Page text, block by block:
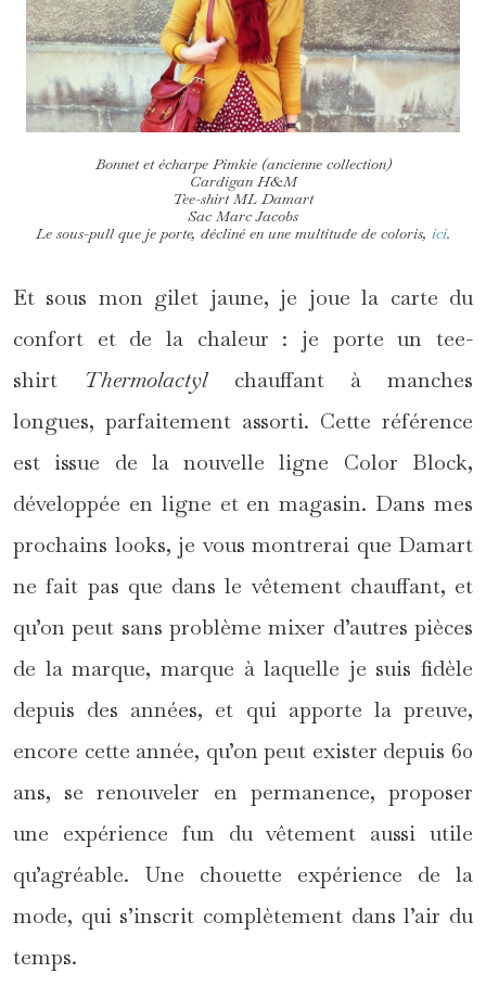
Bonnet et écharpe Pimkie (ancienne collection)
Cardigan H&M
Tee-shirt ML Damart
Sac Marc Jacobs
Le sous-pull que je porte, décliné en une multitude de coloris, ici.
Et sous mon gilet jaune, je joue la carte du
confort et de la chaleur : je porte un tee-
shirt Thermolactylchauffant à manches
longues, parfaitement assorti. Cette référence
est issue de la nouvelle ligne Color Block,
développée en ligne et en magasin. Dans mes
prochains looks, je vous montrerai que Damart
ne fait pas que dans le vêtement chauffant, et
qu’on peut sans problème mixer d’autres pièces
de la marque, marque à laquelle je suis fidèle
depuis des années, et qui apporte la preuve,
encore cette année, qu’on peut exister depuis 60
ans, se renouveler en permanence, proposer
une expérience fun du vêtement aussi utile
qu’agréable. Une chouette expérience de la
mode, qui s’inscrit complètement dans l’air du
temps.